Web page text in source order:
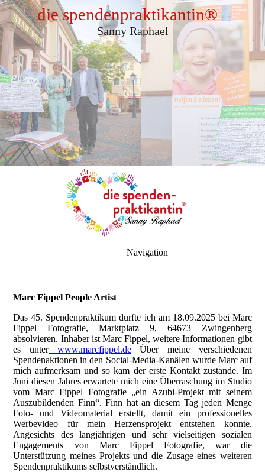
die spendenpraktikantin®
Sanny Raphael
Navigation
Marc Fippel People Artist
Das 45. Spendenpraktikum durfte ich am 18.09.2025 bei Marc
Fippel Fotografie, Marktplatz 9, 64673 Zwingenberg
absolvieren. Inhaber ist Marc Fippel, weitere Informationen gibt
es unterwww.marcfippel.deÜber meine verschiedenen
Spendenaktionen in den Social-Media-Kanälen wurde Marc auf
mich aufmerksam und so kam der erste Kontakt zustande. Im
Juni diesen Jahres erwartete mich eine Überraschung im Studio
vom Marc Fippel Fotografie „ein Azubi-Projekt mit seinem
Auszubildenden Finn“. Finn hat an diesem Tag jeden Menge
Foto- und Videomaterial erstellt, damit ein professionelles
Werbevideo für mein Herzensprojekt entstehen konnte.
Angesichts des langjährigen und sehr vielseitigen sozialen
Engagements von Marc Fippel Fotografie, war die
Unterstützung meines Projekts und die Zusage eines weiteren
Spendenpraktikums selbstverständlich.